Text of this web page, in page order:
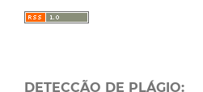
DETECÇÃO DE PLÁGIO: